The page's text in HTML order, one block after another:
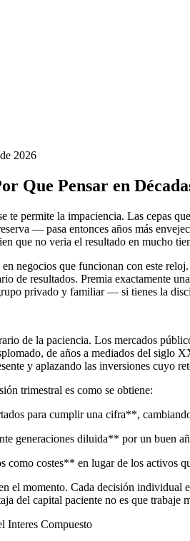
2026
Que Pensar en
te permite la impaciencia. Las cepas
— pasa entonces años más
que no veria el resultado en mucho
negocios que funcionan con este
de resultados. Premia exactamente
privado y familiar — si tienes la
de la paciencia. Los mercados
de años a mediados del siglo
y aplazando las inversiones cuyo
trimestral es como se obtiene:
para cumplir una cifra**,
generaciones diluida** por un buen
como costes** en lugar de los activos
el momento. Cada decisión individual
del capital paciente no es que trabaje
Interes Compuesto